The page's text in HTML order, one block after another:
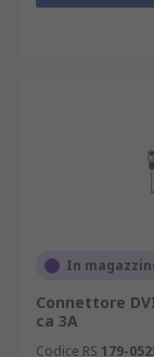
aggiuntivi per
trasmettitore
in computer,
lettori DVD e
In
Connettore
ca 3A
Codice RS 179-